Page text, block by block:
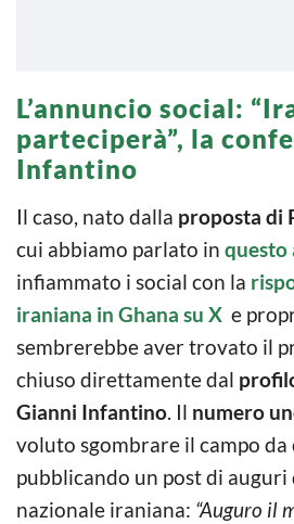
L’annuncio social:
parteciperà”, la
Infantino
Il caso, nato dalla proposta di
cui abbiamo parlato in
infiammato i social con la
iraniana in Ghana su X e
sembrerebbe aver trovato il
chiuso direttamente dal
Gianni Infantino. Il numero
voluto sgombrare il campo
pubblicando un post di auguri
nazionale iraniana: “Auguro il